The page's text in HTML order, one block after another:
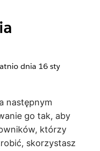
dnia 16 sty
następnym
go tak, aby
którzy
skorzystasz